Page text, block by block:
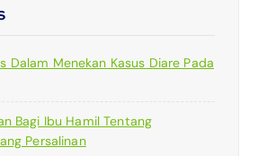
Dalam Menekan Kasus Diare Pada
Bagi Ibu Hamil Tentang
Persalinan